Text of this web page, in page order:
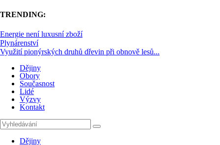
TRENDING:
Energie není luxusní zboží
Plynárenství
Využití pionýrských druhů dřevin při obnově lesů...
Dějiny
Obory
Současnost
Lidé
Výzvy
Kontakt
Dějiny